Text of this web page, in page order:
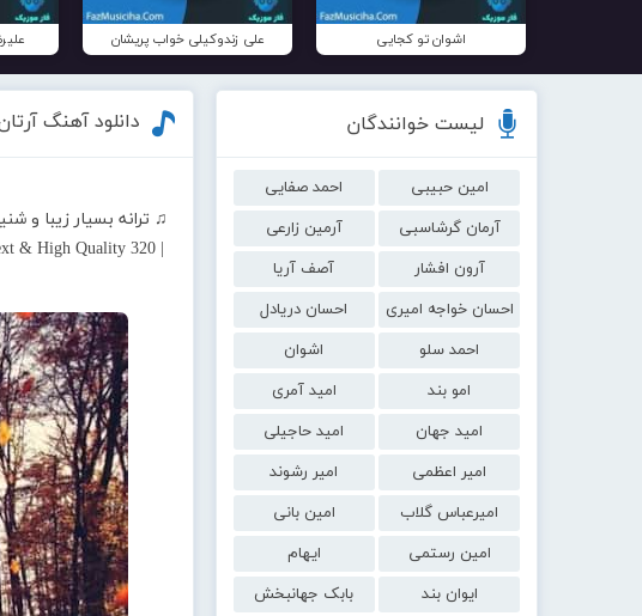
اشوان تو کجایی علی زندوکیلی خواب پریشان
لیست خوانندگان
امین حبیبی
احمد صفایی
آرمان گرشاسبی
آرمین زارعی
آرون افشار
آصف آریا
احسان خواجه امیری
احسان دریادل
احمد سلو
اشوان
امو بند
امید آمری
امید جهان
امید حاجیلی
امیر اعظمی
امیر رشوند
امیرعباس گلاب
امین بانی
امین رستمی
ایهام
ایوان بند
بابک جهانبخش
دانلود آهنگ
♫ ترانه بسیار زیبا و
& High Quality 320 |